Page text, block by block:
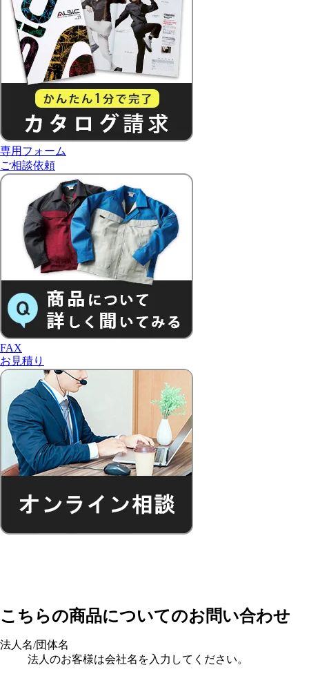
専用フォーム
ご相談依頼
FAX
お見積り
こちらの商品についてのお問い合わせ
法人名/団体名
法人のお客様は会社名を入力してください。